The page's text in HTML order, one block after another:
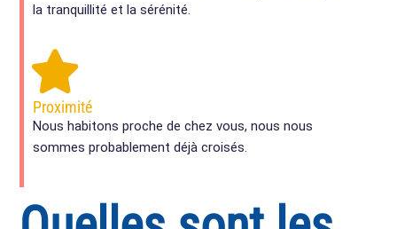
la tranquillité et la sérénité.
Proximité
Nous habitons proche de chez vous, nous nous
sommes probablement déjà croisés.